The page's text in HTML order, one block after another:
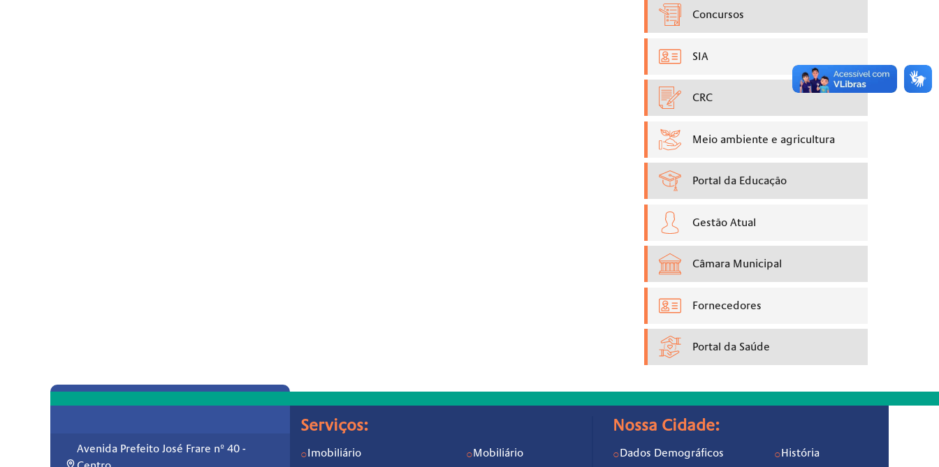
Concursos
SIA
CRC
Meio ambiente e agricultura
Portal da Educação
Gestão Atual
Câmara Municipal
Fornecedores
Portal da Saúde
Avenida Prefeito José Frare nº 40 -
Serviços:
○Imobiliário ○Mobiliário
Nossa Cidade:
○Dados Demográficos ○História